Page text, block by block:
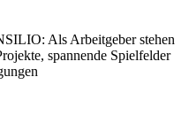
Als Arbeitgeber stehen
spannende Spielfelder